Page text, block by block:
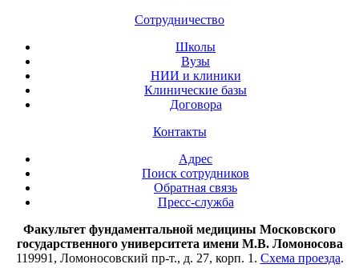
Сотрудничество
Школы
Вузы
НИИ и клиники
Клинические базы
Договора
Контакты
Адрес
Поиск сотрудников
Обратная связь
Пресс-служба
Факультет фундаментальной медицины Московского
государственного университета имени М.В. Ломоносова
119991, Ломоносовский пр-т., д. 27, корп. 1. Схема проезда.